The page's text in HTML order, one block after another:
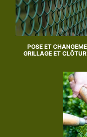
POSE ET
GRILLAGE ET